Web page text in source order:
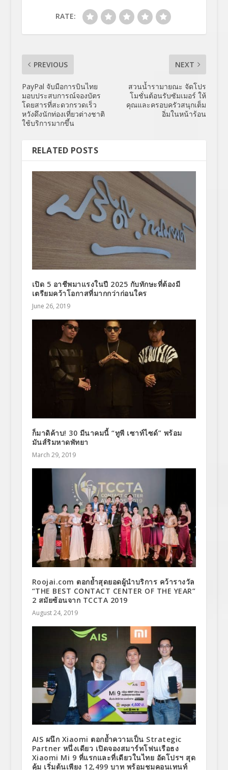
RATE:
PREVIOUS
PayPal จับมือการบินไทย
มอบประสบการณ์จองบัตร
โดยสารที่สะดวกรวดเร็ว
หวังดึงนักท่องเที่ยวต่างชาติ
ใช้บริการมากขึ้น
NEXT
สวนน้ำรามายณะ จัดโปร
โมชั่นต้อนรับซัมเมอร์ ให้
คุณและครอบครัวสนุกเต็ม
อิ่มในหน้าร้อน
RELATED POSTS
เปิด 5 อาชีพมาแรงในปี 2025 กับทักษะที่ต้องมี
เตรียมคว้าโอกาสที่มากกว่าก่อนใคร
June 26, 2019
ก็มาดิค้าบ! 30 มีนาคมนี้ “ทูพี เซาท์ไซด์” พร้อม
มันส์ริมหาดพัทยา
March 29, 2019
Roojai.com ตอกย้ำสุดยอดผู้นำบริการ คว้ารางวัล
“THE BEST CONTACT CENTER OF THE YEAR”
2 สมัยซ้อนจาก TCCTA 2019
August 24, 2019
AIS ผนึก Xiaomi ตอกย้ำความเป็น Strategic
Partner หนึ่งเดียว เปิดจองสมาร์ทโฟนเรือธง
Xiaomi Mi 9 ที่แรกและที่เดียวในไทย อัดโปรฯ สุด
คุ้ม เริ่มต้นเพียง 12,499 บาท พร้อมชมคอนเทนท์